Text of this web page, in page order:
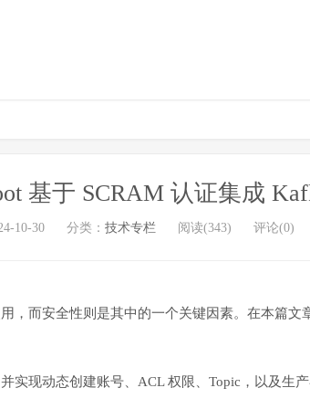
基于 SCRAM 认证集成
10-30 分类： 技术专栏 阅读(343) 评论(0)
，而安全性则是其中的一个关键因素。在本篇文
实现动态创建账号、ACL 权限、Topic，以及生产